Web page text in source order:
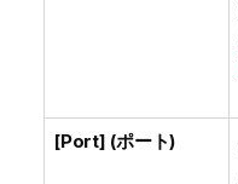
[Port] (ポート)